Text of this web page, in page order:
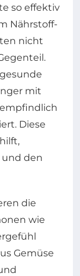
so effektiv
Nährstoff-
nicht
mit
Diese
den
die
wie
Gemüse